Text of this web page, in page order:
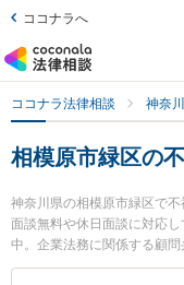
ココナラへ
ココナラ法律相談 神奈
相模原市緑区の
神奈川県の相模原市緑区で
面談無料や休日面談に対応
中。企業法務に関係する顧
用契約書・就業規則作成等